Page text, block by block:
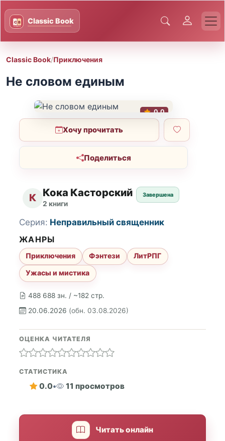
Classic Book/Приключения
Не словом единым
0.0
Хочу прочитать
Поделиться
К Кока Касторский
2 книги
Завершена
488 688 зн. / ~182 стр.
20.06.2026 (обн. 03.08.2026)
Серия: Неправильный священник
ЖАНРЫ
Приключения Фэнтези
ЛитРПГ
Ужасы и мистика
ОЦЕНКА ЧИТАТЕЛЯ
СТАТИСТИКА
0.0• 11 просмотров
Читать онлайн